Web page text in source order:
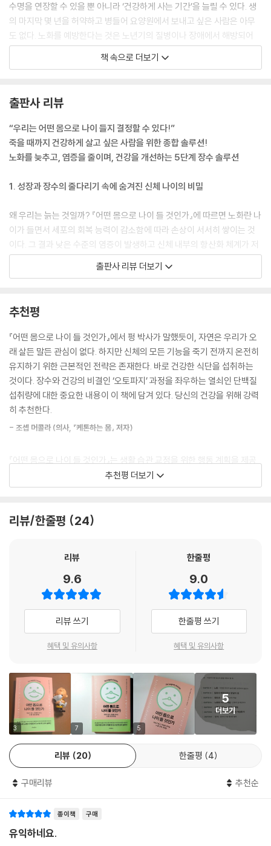
수명을 연장할 수 있을 뿐 아니라 ‘건강하게 사는 기간’을 늘릴 수 있다. 생
의 마지막 몇 년을 허약하고 병들어 요양원에서 보내고 싶은 사람은 아무
도 없다. 노화를 예방한다는 것은 노년기의 질병이나 장애에서 해방되어
활력과 활기에 차 삶에 열정을 갖고 건강하게 사는 기간을 늘린다는 뜻이
다. 이 책에서 장수는 노년이 아닌 젊음을 연장한다는 의미이다.
왜 호르메시스가 노화에 중요할까? 다른 노화 이론들은 모든 손상이 나쁘
고 시간이 지나면서 쌓인다고 가정한다. 그러나 호르메시스 현상을 보면
우리 몸에는 유익하고도 강력한 손상 복구 능력이 있음을 알 수 있다. 운동
을 예로 들어 보자. 근력 운동을 하면 근육이 미세하게 찢어진다. 좋지 않아
보이지만 근육을 회복하는 과정에서 근육이 더 강해진다. 중력은 뼈에 스
트레스를 가한다. 달리기와 같은 체중 부하 운동은 뼈에 미세한 골절을 유
정반대의 상황이다. 중력이라는 스트레스가 없으면 뼈에 구멍이 생겨(골
다공증) 약해진다. 손상이 모두 나쁜 것은 아니다. 사실 작은 손상은 좋다.
재생이 주기적으로 이루어진다는 의미니까 말이다. 근육이나 뼈 같은 조직
이 붕괴해도 호르메시스로 인해 더욱 강해져 스트레스를 더 잘 견딜 수 있
게 된다. 근육과 뼈는 더 강하게 성장할 수 있다. 하지만 이 성장은 붕괴와
복구 없이는 일어날 수 없다.
를 이룬다고 말해 준다. 생물체는 더 크고 더 빠르게 성장할수록 더 빨리 늙
는다. 적대적 다면발현의 역할은 인생 초기에 유익한 일부 유전자가 나이
가 들어서는 해로울 수 있다는 사실에서 드러난다. …(중략)… 노화에 관한
모든 이론은 이러한 본질적인 상충 관계를 지적한다. 이것이 중요하고 강
력한 정보인 이유는 특정 프로그램이 삶의 특정 시기에만 유익할 수 있기
때문이다. 예를 들어, 청소년기에는 성장해야 한다. 그러나 중년기와 노년
기에는 이 높은 성장 프로그램이 조기 노화를 유발할 수 있어 느린 성장이
리는 의도적으로 식단을 바꿔 수명뿐만 아니라 신체가 제 기능을 다 유지
하는 ‘건강 수명’도 지킬 수 있다.
---「1장 : 노화」중에서
모든 동물의 생존은 영양소 센서와 이를 성장 경로와 밀접하게 연결하는
일에 달려 있다. 영양소를 감지한다고 알려진 경로로는 인슐린, 엠토르(m
전달인자로서 적당하면 성장을 촉진하지만, 과도하면 암을 유발하고 노화
를 촉진한다-옮긴이), AMPK(AMP 활성 단백질 인산화효소 : 세포 내 에
너지 고갈시 농도가 증가하는 AMP라는 물질을 인식해서 활성이 증가되
는 인산화효소-옮긴이) 세 가지가 있다. 수명 연장은 성장과 대사를 줄이
는 데 달려 있으므로, 식단을 조절해 영양소 감지 경로를 줄이는 것이 가장
좋다. 인슐린을 줄이고(칼로리를 낮추되, 더 구체적으로 정제된 곡물과 당
줄이기), 엠토르를 낮추며(동물 단백질을 줄이고 식물 단백질을 늘리기),
---「2장 : 칼로리 제한이라는 양날의 검」중에서
라파마이신을 장기 사용하면 인슐린 저항성이 생기고 콜레스테롤과 중성
지방 수치가 높아진다. 하지만 라파마이신을 간헐적으로 사용하면 부작용
발생률이 낮아질 수 있어 약의 잠재력이 완전히 발휘될 수도 있다. 단기 간
헐적 치료는 수명을 연장하고 질병을 줄일 수 있다. 5일마다 한 번씩 라파
마이신을 투여하자 포도당 내성에 영향을 미치지 않고 T세포에 유의미한
영향을 미쳤다. 연속적이 아니라 간헐적으로 엠토르를 차단하는 방식이 매
우 중요한 이유는, 포식과 단식을 일정 기간 오락가락하는 것이 인체에 자
고 높거나 낮은 수준이 주기적으로 순환해야 한다. 최적의 건강은 성장과
장수의 균형에 있다.
책 속으로 더보기
출판사 리뷰
“우리는 어떤 몸으로 나이 들지 결정할 수 있다!”
죽을 때까지 건강하게 살고 싶은 사람을 위한 종합 솔루션!
노화를 늦추고, 염증을 줄이며, 건강을 개선하는 5단계 장수 솔루션
1. 성장과 장수의 줄다리기 속에 숨겨진 신체 나이의 비밀
왜 우리는 늙는 것일까? 『어떤 몸으로 나이 들 것인가』에 따르면 노화란 나
이가 들면서 세포의 회복 능력이 감소함에 따라 손상이 서서히 쌓이는 것
이다. 그 결과 낮은 수준의 염증이 발생하고 신체 내부의 항산화 체계가 저
해된다. 이렇게 신체 효율이 떨어지면 결국 질병과 사망의 위험은 기하급
지 않을까? 아쉽게도 자연은 우리가 늙든 말든 상관하지 않는다. 유전자의
차원에서 진화는 '개인의 수명'이 아니라 '유전자의 생존'에 중점을 두기 때
문이다. 따라서 장년에 성장과 출산율을 높이지만 노년에 암의 위험을 증
가시키는 유전자는 번식엔 유리하지만 수명을 줄인다. 하지만 이 유전자는
개체가 아닌 종의 생존에 유리하므로 해당 개체군에 널리 퍼질 것이다.
이처럼 하나의 유전자가 겉보기에 상충하는 두 가지의 서로 다르고 무관한
y)'이라고 부른다. '성장(번식)'과 '장수(수명)'가 충돌할 때 진화는 언제나
연에 대항하려는 무모한 시도일까?
『어떤 몸으로 나이 들 것인가』는 그렇지 않다고 말한다. 우리는 삶의 다양
간을 늘릴 수 있다. 즉 어떤 몸으로 나이 들 것인지 우리 스스로 결정할 수
2. 건강한 장수의 핵심 조절자, 식이 단백질
1972년 캐나다 몬트리올의 제약회사에서 일하던 수렌 세갈 박사는 이스
터섬의 토양 표본에서 강력한 항진균 화합물을 분리한 후에 섬의 원래 이
름을 따서 '라파마이신'이라고 명명했다. 그는 무좀의 국소 치료를 위해 항
진균 크림을 만들려 했지만 이 발견은 훗날 더 거대한 사건이 되었다.
발생률을 높이는 대부분의 면역억제제와 달리 오히려 암의 위험을 줄인다
는 것을 발견했다. 라파마이신은 세포가 증식하는 것을 막고 새로운 종양
을 예방하고 기존 종양을 치료했다. 결국 과학자들은 이 약물과 상호작용
하는 세포 내 표적을 찾아냈다.
라파마이신은 전에는 알려진 바 없던 엠토르(mTOR), '기계적 라파마이
신 표적(mechanistic target of rapamycin)'이라고 이름 붙인 생화학
적 경로로 이끌었다. 이 '영양소 감지 경로' 엠토르는 모든 생명체에게 매우
지 못했다.
인슐린 호르몬은 탄수화물과 단백질 둘 다에 민감하지만, 엠토르는 주로
출판사 리뷰 더보기
추천평
『어떤 몸으로 나이 들 것인가』에서 펑 박사가 말했듯이, 자연은 우리가 오
래 살든 말든 관심이 없다. 하지만 신체의 모든 기능을 죽기 전까지 온전히
유지하기 위한 근본적인 전략은 존재한다. 바로 건강한 식단을 섭취하는
것이다. 장수와 건강의 비결인 ‘오토파지’ 과정을 좌우하는 열쇠인 단백질
섭취량에 대한 중요한 내용이 이 책에 담겨 있다. 당신의 건강을 위해 강력
히 추천한다.
- 조셉 머콜라 (의사, 『케톤하는 몸』 저자)
『어떤 몸으로 나이 들 것인가』는 생활 습관 교정을 위한 행동 계획을 제공
한다. 이제 독자들은 건강을 지키고 수명을 연장하는 문을 스스로 열 수 있
게 되었다. 이 책은 가장 진보된 과학 연구에 뿌리를 두고서, 건강을 위해
- 데이비드 펄머터 (신경과 전문의, 뉴욕타임스 베스트셀러 1위 『그레인 브레인』 저
오와 제이슨 펑은 무병장수에 대한 흥미진진한 이야기와 의학적 근거에 기
초한 실용적 도구를 제공한다. 『어떤 몸으로 나이 들 것인가』는 평생토록
활기찬 인생을 살고 싶은 모두가 읽어야 할 책이다.
있는 장수의 도구를 제공한다. 이 책을 강력하게 추천한다.
- 마크 하이먼 (의사, 『푸드 픽스』 저자)
디니콜란토니오와 제이슨 펑은 장수법에 대한 획기적인 관점을 제시한다.
그들은 구할 수 있는 모든 연구 결과를 세세히 분석해, 건강을 최적화하고
수명을 늘리는 실질적이며 실천하기 쉬운 지침을 내놓았다.
추천평 더보기
리뷰/한줄평 24
리뷰
9.6
리뷰 쓰기
혜택 및 유의사항
한줄평
9.0
한줄평 쓰기
혜택 및 유의사항
3 7 5
5
더보기
리뷰 20 한줄평 4
구매리뷰 추천순
종이책 구매
유익하네요.